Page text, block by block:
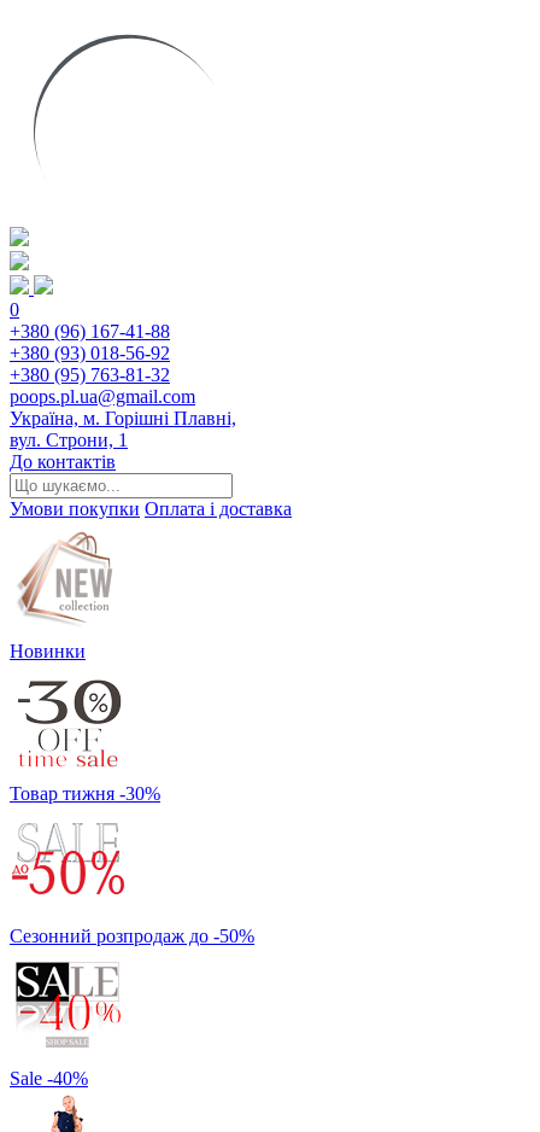
0
+380 (96) 167-41-88
+380 (93) 018-56-92
+380 (95) 763-81-32
poops.pl.ua@gmail.com
Україна, м. Горішні Плавні,
вул. Строни, 1
До контактів
Умови покупки Оплата і доставка
Новинки
Товар тижня -30%
Сезонний розпродаж до -50%
Sale -40%